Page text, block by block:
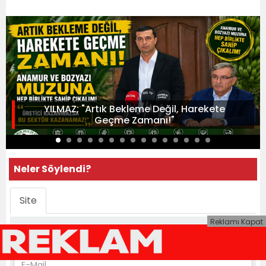
YILMAZ; "Artık Bekleme Değil, Harekete
Geçme Zamanı!"
Neler Söylendi?
Site
Reklamı Kapat